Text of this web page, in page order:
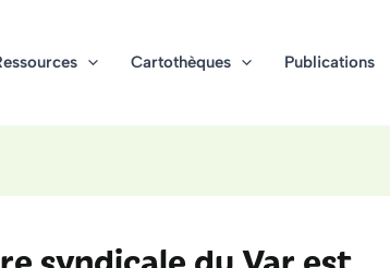
Cartothèques Publications